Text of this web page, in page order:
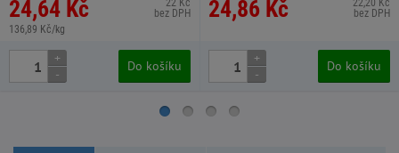
24,64 Kč
136,89 Kč/kg
22 Kč
bez DPH
+
-
Do košíku
24,86 Kč
22,20 Kč
bez DPH
+
-
Do košíku